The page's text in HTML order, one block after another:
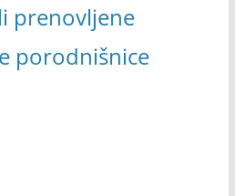
prenovljene
porodnišnice